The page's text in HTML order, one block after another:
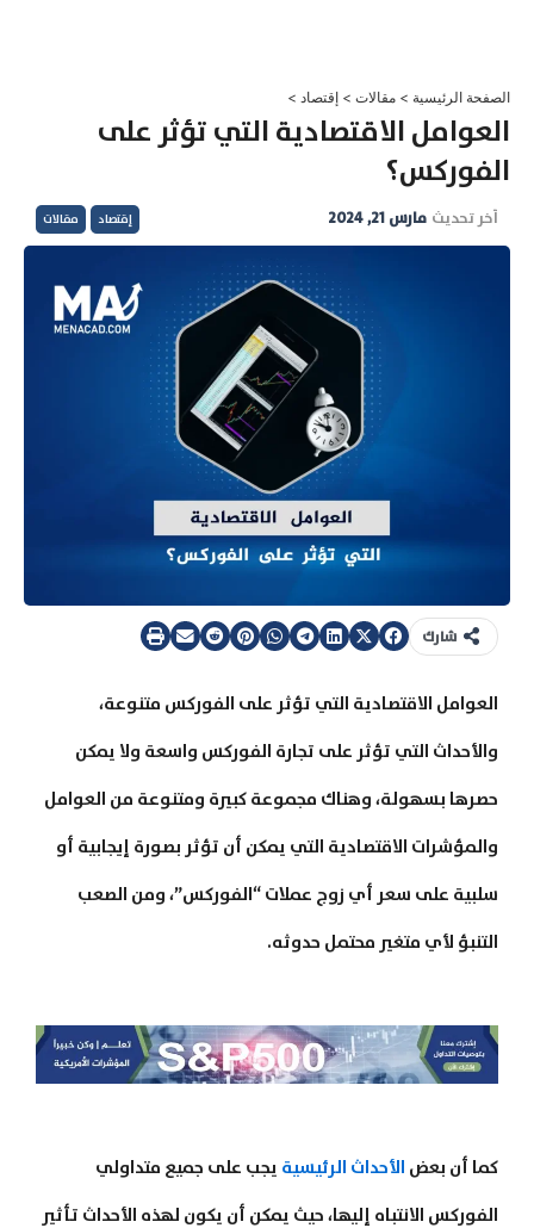
الصفحة الرئيسية > مقالات > إقتصاد >
العوامل الاقتصادية التي تؤثر على
الفوركس؟
آخر تحديث مارس 21, 2024 إقتصاد مقالات
شارك
العوامل الاقتصادية التي تؤثر على الفوركس متنوعة،
والأحداث التي تؤثر على تجارة الفوركس واسعة ولا يمكن
حصرها بسهولة، وهناك مجموعة كبيرة ومتنوعة من العوامل
والمؤشرات الاقتصادية التي يمكن أن تؤثر بصورة إيجابية أو
سلبية على سعر أي زوج عملات “الفوركس”، ومن الصعب
التنبؤ لأي متغير محتمل حدوثه.
كما أن بعض الأحداث الرئيسية يجب على جميع متداولي
الفوركس الانتباه إليها، حيث يمكن أن يكون لهذه الأحداث تأثير